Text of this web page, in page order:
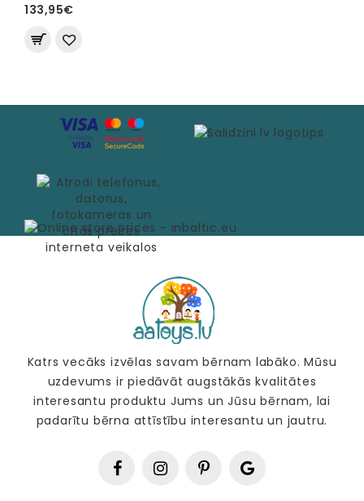
133,95€
Katrs vecāks izvēlas savam bērnam labāko. Mūsu
uzdevums ir piedāvāt augstākās kvalitātes
interesantu produktu Jums un Jūsu bērnam, lai
padarītu bērna attīstību interesantu un jautru.